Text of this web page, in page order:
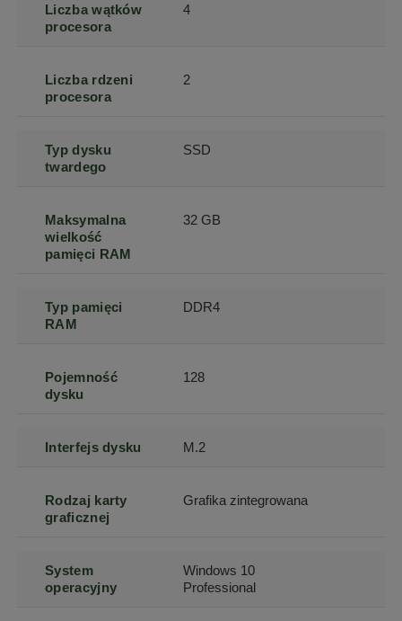
Liczba wątków
procesora
4
Liczba rdzeni
procesora
2
Typ dysku
twardego
SSD
Maksymalna
wielkość
pamięci RAM
32 GB
Typ pamięci
RAM
DDR4
Pojemność
dysku
128
Interfejs dysku M.2
Rodzaj karty
graficznej
Grafika zintegrowana
System
operacyjny
Windows 10
Professional